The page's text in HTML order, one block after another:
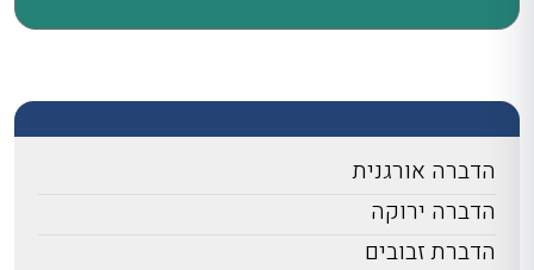
הדברה אורגנית
הדברה ירוקה
הדברת זבובים